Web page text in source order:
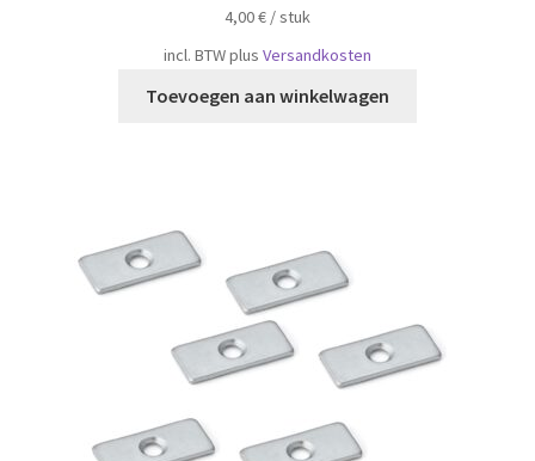
4,00€ /​​stuk
incl. BTWplus Versandkosten
Toevoegen aan winkelwagen